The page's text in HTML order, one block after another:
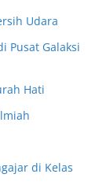
Udara
Pusat Galaksi
Hati
di Kelas